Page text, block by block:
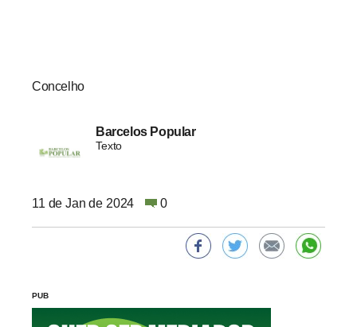
Concelho
Barcelos Popular
Texto
11 de Jan de 2024 0
PUB